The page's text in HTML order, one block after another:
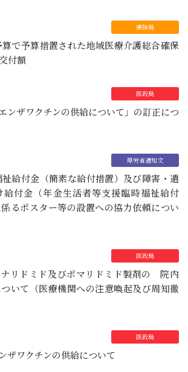
で予算措置された地域医療介護総合確保
付額
ンザワクチンの供給について」の訂正につ
給付金（簡素な給付措置）及び障害・遺
給付金（年金生活者等支援臨時福祉給付
るポスター等の設置への協力依頼につい
リドミド及びポマリドミド製剤の 院内
いて（医療機関への注意喚起及び周知徹
ザワクチンの供給について